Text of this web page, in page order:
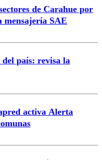
de Carahue por
mensajería SAE
país: revisa la
activa Alerta